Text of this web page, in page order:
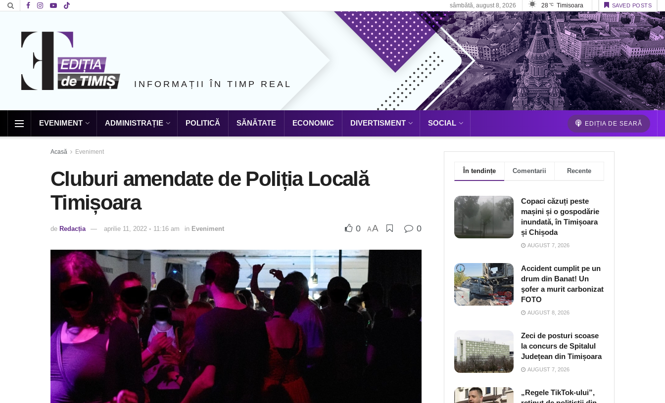
sâmbătă, august 8, 2026 28 °C Timisoara SAVED POSTS
INFORMAȚII ÎN TIMP REAL
EVENIMENT ADMINISTRAȚIE POLITICĂ SĂNĂTATE ECONOMIC DIVERTISMENT SOCIAL EDIȚIA DE SEARĂ
Acasă Eveniment
Cluburi amendate de Poliția Locală
Timișoara
de Redacția aprilie 11, 2022 ◦ 11:16 am in Eveniment 0 AA 0
În tendințe Comentarii Recente
Copaci căzuți peste
mașini și o gospodărie
inundată, în Timișoara
și Chișoda
AUGUST 7, 2026
Accident cumplit pe un
drum din Banat! Un
şofer a murit carbonizat
FOTO
AUGUST 8, 2026
Zeci de posturi scoase
la concurs de Spitalul
Județean din Timișoara
AUGUST 7, 2026
„Regele TikTok-ului”,